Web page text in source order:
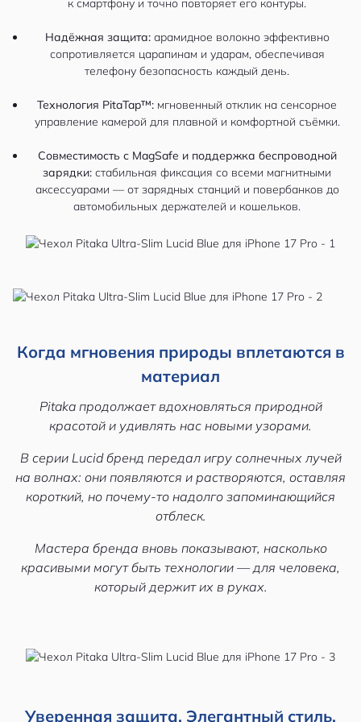
к смартфону и точно повторяет его контуры.
Надёжная защита: арамидное волокно эффективно
сопротивляется царапинам и ударам, обеспечивая
телефону безопасность каждый день.
Технология PitaTap™: мгновенный отклик на сенсорное
управление камерой для плавной и комфортной съёмки.
Совместимость с MagSafe и поддержка беспроводной
зарядки: стабильная фиксация со всеми магнитными
аксессуарами — от зарядных станций и повербанков до
автомобильных держателей и кошельков.
Когда мгновения природы вплетаются в
материал
Pitaka продолжает вдохновляться природной
красотой и удивлять нас новыми узорами.
В серии Lucid бренд передал игру солнечных лучей
на волнах: они появляются и растворяются, оставляя
короткий, но почему-то надолго запоминающийся
отблеск.
Мастера бренда вновь показывают, насколько
красивыми могут быть технологии — для человека,
который держит их в руках.
Уверенная защита. Элегантный стиль.